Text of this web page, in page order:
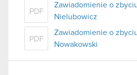
PDF
Zawiadomienie o
Nielubowicz
PDF
Zawiadomienie o
Nowakowski